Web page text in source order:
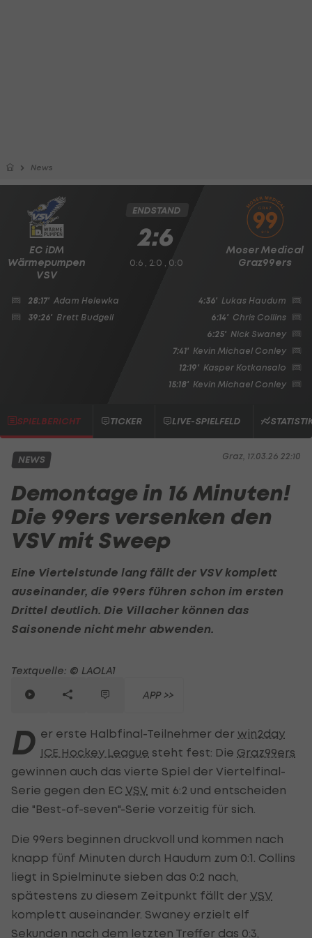
News
EC iDM
Wärmepumpen
VSV
Moser Medical
Graz99ers
ENDSTAND
2:6
0:6 , 2:0 , 0:0
28:17' Adam Helewka
39:26' Brett Budgell
4:36' Lukas Haudum
6:14' Chris Collins
6:25' Nick Swaney
7:41' Kevin Michael Conley
12:19' Kasper Kotkansalo
15:18' Kevin Michael Conley
SPIELBERICHT TICKER LIVE-SPIELFELD
Graz, 17.03.26 22:10
NEWS
Demontage in 16 Minuten!
Die 99ers versenken den
VSV mit Sweep
Eine Viertelstunde lang fällt der VSVkomplett
auseinander, die 99ers führen schon im ersten
Drittel deutlich. Die Villacher können das
Saisonende nicht mehr abwenden.
Textquelle: © LAOLA1
APP >>
D er erste Halbfinal-Teilnehmer der win2day
ICE Hockey League steht fest: Die Graz99ers
gewinnen auch das vierte Spiel der Viertelfinal-
Serie gegen den EC VSV mit 6:2 und entscheiden
die "Best-of-seven"-Serie vorzeitig für sich.
Die 99ers beginnen druckvoll und kommen nach
knapp fünf Minuten durch Haudum zum 0:1. Collins
liegt in Spielminute sieben das 0:2 nach,
spätestens zu diesem Zeitpunkt fällt der VSV
komplett auseinander. Swaney erzielt elf
Sekunden nach dem letzten Treffer das 0:3,